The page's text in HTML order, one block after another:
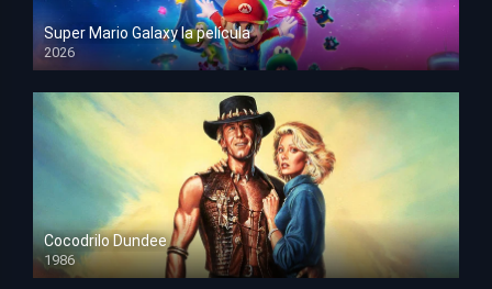
Super Mario Galaxy la película
2026
HD 1080p
Cocodrilo Dundee
1986
HD 1080p